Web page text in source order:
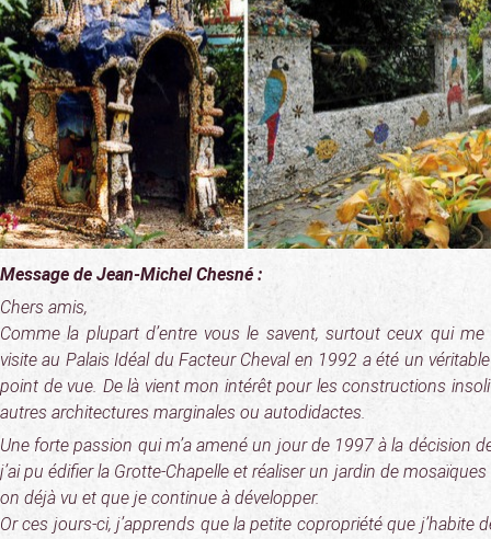
Message de Jean-Michel Chesné :
Chers amis,
Comme la plupart d’entre vous le savent, surtout ceux qui
visite au Palais Idéal du Facteur Cheval en 1992 a été un
point de vue. De là vient mon intérêt pour les constructions
autres architectures marginales ou autodidactes.
Une forte passion qui m’a amené un jour de 1997 à la décision
j’ai pu édifier la Grotte-Chapelle et réaliser un jardin de
on déjà vu et que je continue à développer.
Or ces jours-ci, j’apprends que la petite copropriété que j’habite